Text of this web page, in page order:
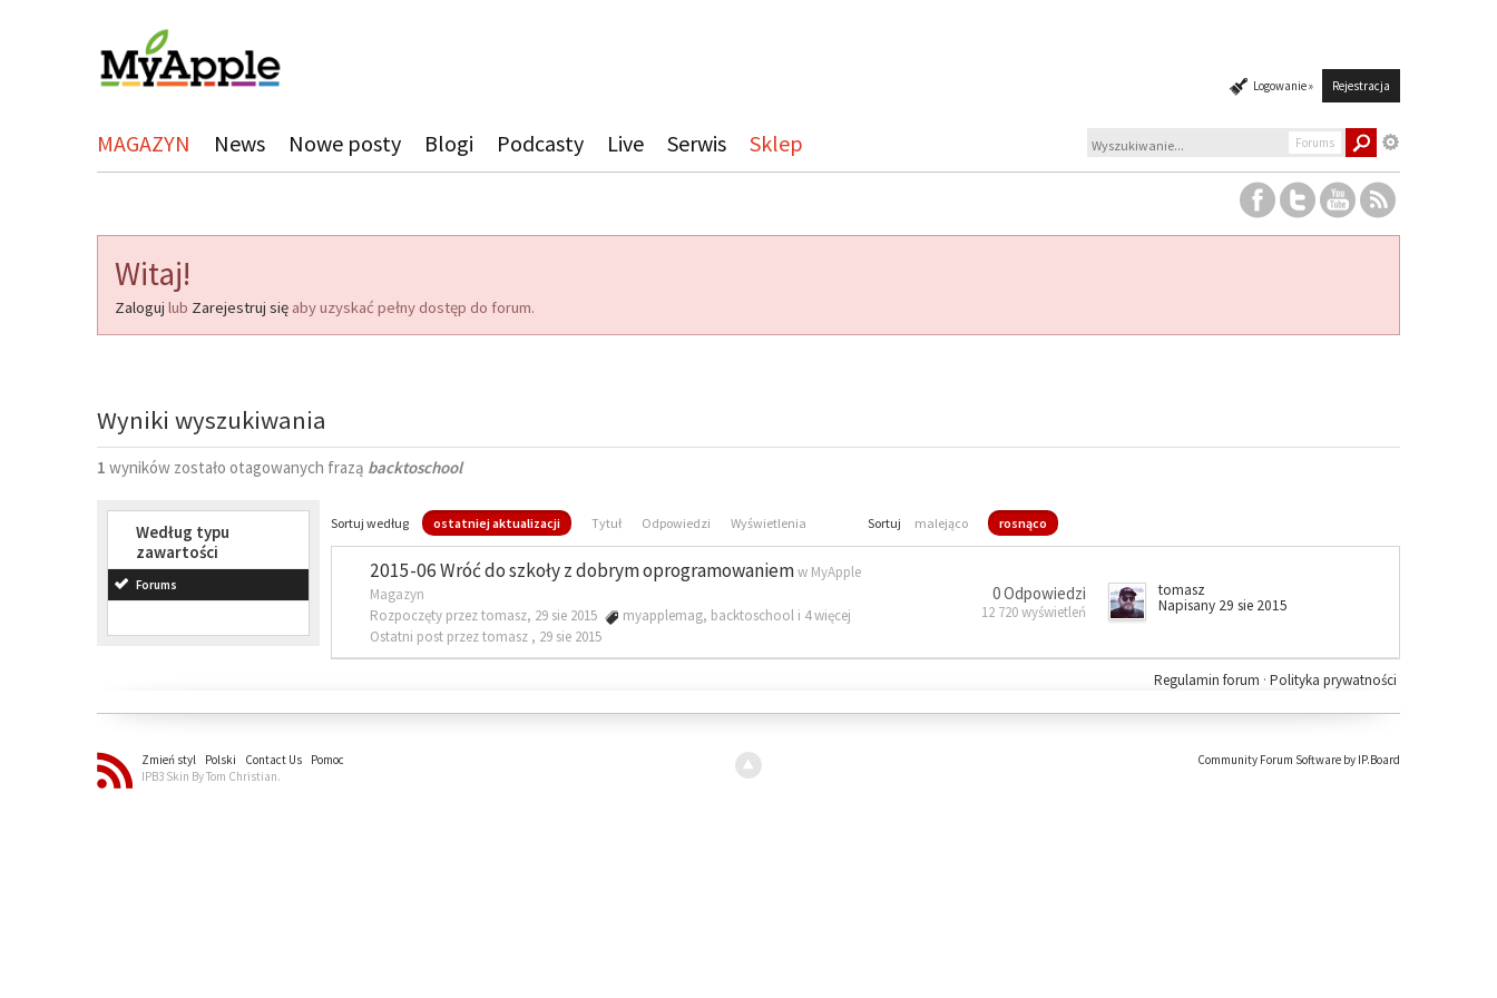
Logowanie » Rejestracja
MAGAZYN News Nowe posty Blogi Podcasty Live Serwis Sklep Forums
Witaj!
Zaloguj lub Zarejestruj się aby uzyskać pełny dostęp do forum.
Wyniki wyszukiwania
1 wyników zostało otagowanych frazą backtoschool
Według typu
zawartości
Forums
Sortuj według ostatniej aktualizacji Tytuł Odpowiedzi Wyświetlenia Sortuj malejąco rosnąco
2015-06 Wróć do szkoły z dobrym oprogramowaniemw MyApple
Magazyn
Rozpoczęty przez tomasz, 29 sie 2015
myapplemag, backtoschool i 4 więcej
Ostatni post przez tomasz , 29 sie 2015
0 Odpowiedzi
12 720 wyświetleń
tomasz
Napisany 29 sie 2015
Polityka prywatności
Regulamin forum ·
Zmień styl Polski Contact Us
Pomoc
IPB3 Skin By Tom Christian.
Community Forum Software by IP.Board